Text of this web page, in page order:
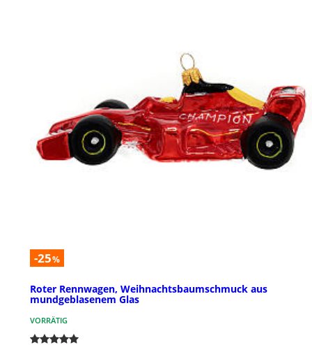
-25%
Roter Rennwagen, Weihnachtsbaumschmuck aus
mundgeblasenem Glas
VORRÄTIG